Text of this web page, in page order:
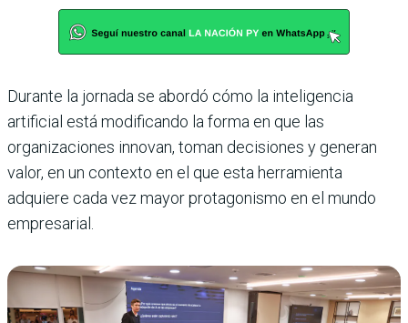
Durante la jornada se abordó cómo la inteligencia
artificial está modificando la forma en que las
organizaciones innovan, toman decisiones y generan
valor, en un contexto en el que esta herramienta
adquiere cada vez mayor protagonismo en el mundo
empresarial.